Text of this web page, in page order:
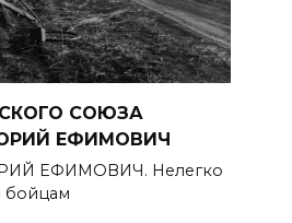
СОЮЗА
ЕФИМОВИЧ
ЕФИМОВИЧ. Нелегко
бойцам